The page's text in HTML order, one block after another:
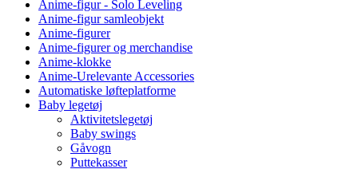
Anime-figur - Solo Leveling
Anime-figur samleobjekt
Anime-figurer
Anime-figurer og merchandise
Anime-klokke
Anime-Urelevante Accessories
Automatiske løfteplatforme
Baby legetøj
Aktivitetslegetøj
Baby swings
Gåvogn
Puttekasser